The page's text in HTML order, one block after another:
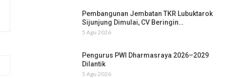
Pembangunan Jembatan TKR Lubuktarok
Sijunjung Dimulai, CV Beringin…
5 Agu 2026
Pengurus PWI Dharmasraya 2026–2029
Dilantik
5 Agu 2026